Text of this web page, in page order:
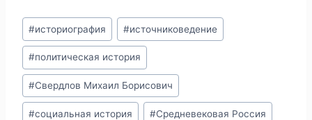
Метки
записи:
#историография #источниковедение
#политическая история
#Свердлов Михаил Борисович
#социальная история #Средневековая Россия